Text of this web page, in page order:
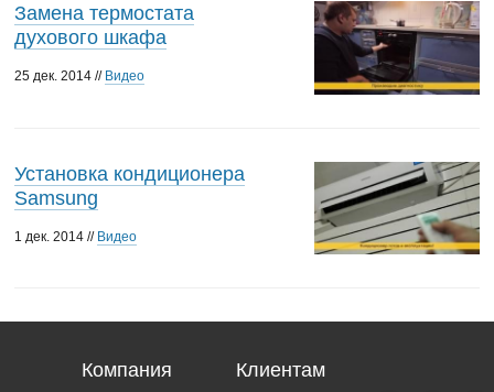
Замена термостата
духового шкафа
25 дек. 2014 // Видео
Установка кондиционера
Samsung
1 дек. 2014 // Видео
Компания Клиентам